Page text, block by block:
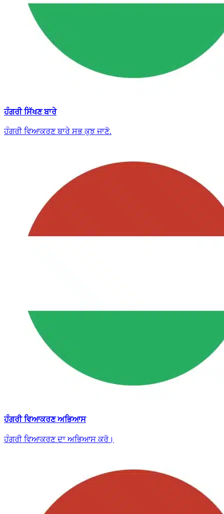
ਹੰਗਰੀ ਸਿੱਖਣ ਬਾਰੇ
ਹੰਗਰੀ ਵਿਆਕਰਣ ਬਾਰੇ ਸਭ ਕੁਝ ਜਾਣੋ.
ਹੰਗਰੀ ਵਿਆਕਰਣ ਅਭਿਆਸ
ਹੰਗਰੀ ਵਿਆਕਰਣ ਦਾ ਅਭਿਆਸ ਕਰੋ।